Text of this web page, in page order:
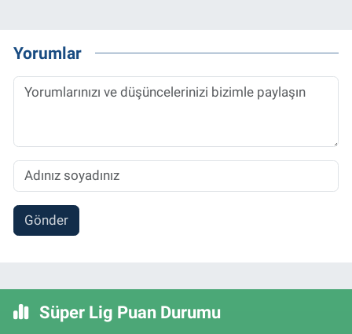
Yorumlar
Gönder
Süper Lig Puan Durumu